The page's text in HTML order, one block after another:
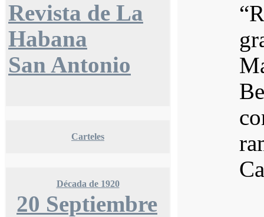
Revista de La
Habana
San Antonio
Carteles
Década de 1920
20 Septiembre